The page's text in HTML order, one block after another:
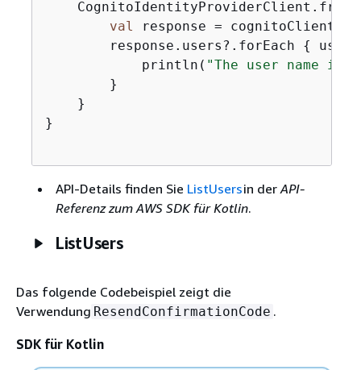
val
response =
        response.users?.forEach
{ user
            println(
"The user name is
        }
    }
}
API-Details finden Sie ListUsersin derAPI-
Referenz zum AWS SDK für Kotlin.
ListUsers
Das folgende Codebeispiel zeigt die
Verwendung ResendConfirmationCode .
SDK für Kotlin